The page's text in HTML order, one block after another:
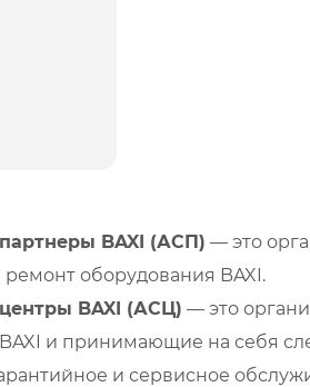
BAXI (АСП) — это
оборудования BAXI.
BAXI (АСЦ) — это
и принимающие на себя
и сервисное